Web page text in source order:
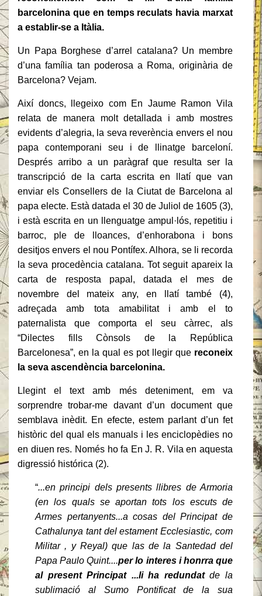
barcelonina que en temps reculats havia marxat
a establir-se a Itàlia.
Un Papa Borghese d’arrel catalana? Un membre
d’una família tan poderosa a Roma, originària de
Barcelona? Vejam.
Així doncs, llegeixo com En Jaume Ramon Vila
relata de manera molt detallada i amb mostres
evidents d’alegria, la seva reverència envers el nou
papa contemporani seu i de llinatge barceloní.
Després arribo a un paràgraf que resulta ser la
transcripció de la carta escrita en llatí que van
enviar els Consellers de la Ciutat de Barcelona al
papa electe. Està datada el 30 de Juliol de 1605 (3),
i està escrita en un llenguatge ampul·lós, repetitiu i
barroc, ple de lloances, d’enhorabona i bons
desitjos envers el nou Pontífex. Alhora, se li recorda
la seva procedència catalana. Tot seguit apareix la
carta de resposta papal, datada el mes de
novembre del mateix any, en llatí també (4),
adreçada amb tota amabilitat i amb el to
paternalista que comporta el seu càrrec, als
“Dilectes fills Cònsols de la República
Barcelonesa”, en la qual es pot llegir que reconeix
la seva ascendència barcelonina.
Llegint el text amb més deteniment, em va
sorprendre trobar-me davant d’un document que
semblava inèdit. En efecte, estem parlant d’un fet
històric del qual els manuals i les enciclopèdies no
en diuen res. Només ho fa En J. R. Vila en aquesta
digressió histórica (2).
“...en principi dels presents llibres de Armoria
(en los quals se aportan tots los escuts de
Armes pertanyents...a cosas del Principat de
Cathalunya tant del estament Ecclesiastic, com
Militar , y Reyal) que las de la Santedad del
Papa Paulo Quint....per lo interes i honrra que
al present Principat ...li ha redundatde la
sublimació al Sumo Pontificat de la sua